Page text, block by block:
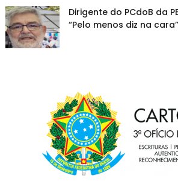
Dirigente do PCdoB da
“Pelo menos diz na cara”